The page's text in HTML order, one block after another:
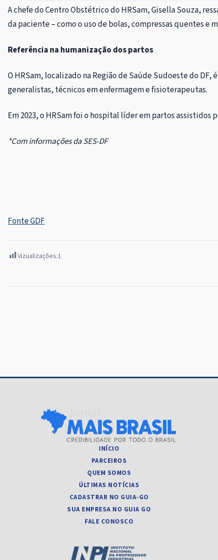
A chefe do Centro Obstétrico do HRSam, Gisella Souza,
da paciente – como o uso de bolas, compressas quentes e
Referência na humanização dos partos
O HRSam, localizado na Região de Saúde Sudoeste do
generalistas, técnicos em enfermagem e fisioterapeutas.
Em 2023, o HRSam foi o hospital líder em partos
*Com informações da SES-DF
Fonte GDF
Vizualizações:1
INÍCIO
PARCEIROS
QUEM SOMOS
ÚLTIMAS NOTÍCIAS
CADASTRAR NO GUIA-GO
SUA EMPRESA NO GUIA GO
FALE CONOSCO